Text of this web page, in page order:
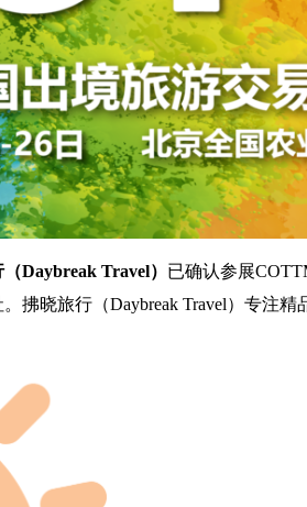
Daybreak Travel） 已确认参展
拂晓旅行（Daybreak Travel）专注